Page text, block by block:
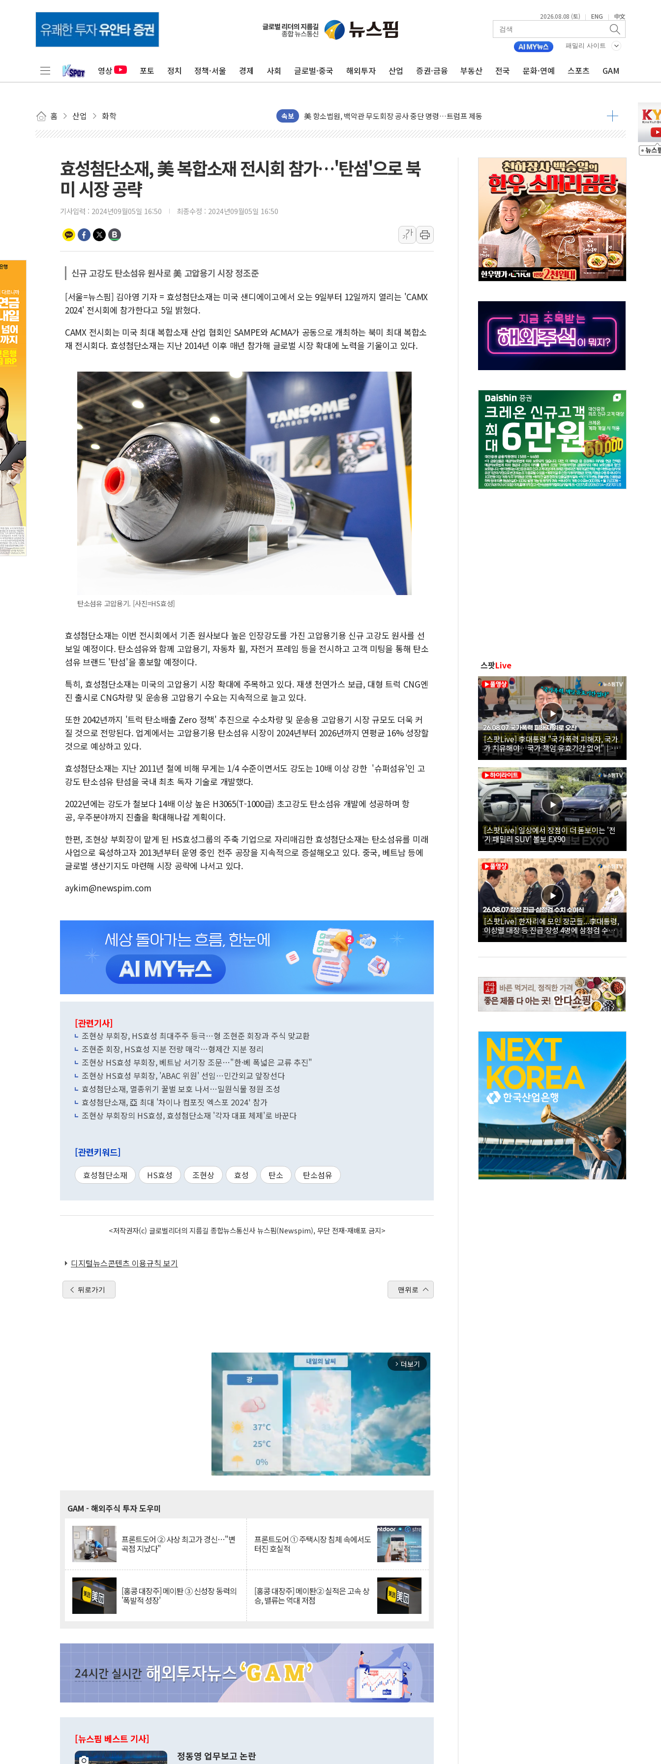
2026.08.08 (토) | ENG | 中文
패밀리 사이트
영상 포토 정치 정책·서울 경제 사회 글로벌·중국 해외투자 산업 증권·금융 부동산 전국 문화·연예 스포츠 GAM
홈 산업 화학 속보
[종합] 이슬람 수니파 3국, '공동방위협정' 체결… 이스라엘·이란 위협에 맞설 자체 억지력 강화
트럼프, 백신·자폐증 행정명령 검토…"이르면 다음 주"
이란의 핵심 원유 수출항 '하르그섬', 최근 1주일 이상 '올스톱'… 美 해상봉쇄 영향
美 고용 쇼크에 엔화 장중 급등…시장은 "또 개입했나" 촉각
뉴욕증시 프리뷰, 美 고용 쇼크에 금리 인상 우려 후퇴…나스닥 선물 1%대 상승
[종합] 美 7월 고용 2만3000명 감소 '쇼크'…9월 금리 인상 기대 후퇴
뉴욕증시 개장 전 특징주...아틀라시안·클라우드플레어·태양광주↑ VS 트레이드데스크·웬디스↓
보훈부, 미 DPAA와 MOU… "6·25 미군 실종자 7359명 끝까지 찾겠다"
트럼프 "금리 내려야"…파월 때와 달리 워시엔 톤 낮춰
특정 정치인 측근 포항시 정책특보 내정설...포항시 '시끌'
李 "해남 태양광, 대한민국 다음 100년 밑거름…수도권 집중 완화 전환점"
李 대통령, '6시간 마라톤 부동산 2차 회의' 주재… "전폭적 공급 확대·속도전 총력"
트럼프, 中 겨냥 폴리실리콘 관세 15% 부과…美 태양광주 급등
이란와이어 "이란 최고지도자 위독…곧 사망해도 놀랍지 않아"
남동발전, 해남군에 국내 최대 규모 400MW 태양광 착공…여의도 1.6배 규모
[인도증시] 중동 불안 속 유가 상승에 소폭 하락...금융주 낙폭 커
효성첨단소재, 美 복합소재 전시회 참가…'탄섬'으로 북
미 시장 공략
기사입력 : 2024년09월05일 16:50 최종수정 : 2024년09월05일 16:50
가
가
신규 고강도 탄소섬유 원사로 美 고압용기 시장 정조준
[서울=뉴스핌] 김아영 기자 = 효성첨단소재는 미국 샌디에이고에서 오는 9일부터 12일까지 열리는 'CAMX
2024' 전시회에 참가한다고 5일 밝혔다.
CAMX 전시회는 미국 최대 복합소재 산업 협회인 SAMPE와 ACMA가 공동으로 개최하는 북미 최대 복합소
재 전시회다. 효성첨단소재는 지난 2014년 이후 매년 참가해 글로벌 시장 확대에 노력을 기울이고 있다.
탄소섬유 고압용기. [사진=HS효성]
효성첨단소재는 이번 전시회에서 기존 원사보다 높은 인장강도를 가진 고압용기용 신규 고강도 원사를 선
보일 예정이다. 탄소섬유와 함께 고압용기, 자동차 휠, 자전거 프레임 등을 전시하고 고객 미팅을 통해 탄소
섬유 브랜드 '탄섬'을 홍보할 예정이다.
특히, 효성첨단소재는 미국의 고압용기 시장 확대에 주목하고 있다. 재생 천연가스 보급, 대형 트럭 CNG엔
진 출시로 CNG차량 및 운송용 고압용기 수요는 지속적으로 늘고 있다.
또한 2042년까지 '트럭 탄소배출 Zero 정책' 추진으로 수소차량 및 운송용 고압용기 시장 규모도 더욱 커
질 것으로 전망된다. 업계에서는 고압용기용 탄소섬유 시장이 2024년부터 2026년까지 연평균 16% 성장할
것으로 예상하고 있다.
효성첨단소재는 지난 2011년 철에 비해 무게는 1/4 수준이면서도 강도는 10배 이상 강한 '슈퍼섬유'인 고
강도 탄소섬유 탄섬을 국내 최초 독자 기술로 개발했다.
2022년에는 강도가 철보다 14배 이상 높은 H3065(T-1000급) 초고강도 탄소섬유 개발에 성공하며 항
공, 우주분야까지 진출을 확대해나갈 계획이다.
한편, 조현상 부회장이 맡게 된 HS효성그룹의 주축 기업으로 자리매김한 효성첨단소재는 탄소섬유를 미래
사업으로 육성하고자 2013년부터 운영 중인 전주 공장을 지속적으로 증설해오고 있다. 중국, 베트남 등에
글로벌 생산기지도 마련해 시장 공략에 나서고 있다.
aykim@newspim.com
[관련기사]
조현상 부회장, HS효성 최대주주 등극…형 조현준 회장과 주식 맞교환
조현준 회장, HS효성 지분 전량 매각…형제간 지분 정리
조현상 HS효성 부회장, 베트남 서기장 조문…"한·베 폭넓은 교류 추진"
조현상 HS효성 부회장, 'ABAC 위원' 선임…민간외교 앞장선다
효성첨단소재, 멸종위기 꿀벌 보호 나서…밀원식물 정원 조성
효성첨단소재, 亞 최대 '차이나 컴포짓 엑스포 2024' 참가
조현상 부회장의 HS효성, 효성첨단소재 '각자 대표 체제'로 바꾼다
[관련키워드]
효성첨단소재 HS효성 조현상 효성 탄소 탄소섬유
<저작권자(c) 글로벌리더의 지름길 종합뉴스통신사 뉴스핌(Newspim), 무단 전재-재배포 금지>
디지털뉴스콘텐츠 이용규칙 보기
뒤로가기 맨위로
arrow_forward_ios 더보기
GAM - 해외주식 투자 도우미
프론트도어 ② 사상 최고가 경신…"변
곡점 지났다"
프론트도어 ① 주택시장 침체 속에서도
터진 호실적
[홍콩 대장주] 메이퇀 ③ 신성장 동력의
'폭발적 성장'
[홍콩 대장주] 메이퇀② 실적은 고속 상
승, 밸류는 역대 저점
[뉴스핌 베스트 기사]
정동영 업무보고 논란
스팟Live
[스팟Live] 李대통령 "국가폭력 피해자, 국가
가 치유해야…국가 책임 유효기간 없어"｜
26.08.07 국가폭력 피해자 위로 오찬
[스팟Live] 일상에서 장점이 더 돋보이는 '전
기 패밀리 SUV' 볼보 EX90
[스팟Live] 한자리에 모인 장군들...李대통령,
이상렬 대장 등 진급 장성 4명에 삼정검 수치
직접 수여｜26.08.07 장성 진급·삼정검 수치